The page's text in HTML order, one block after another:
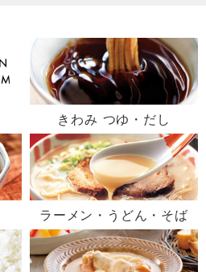
きわみ つゆ・だし
ラーメン・うどん・そば